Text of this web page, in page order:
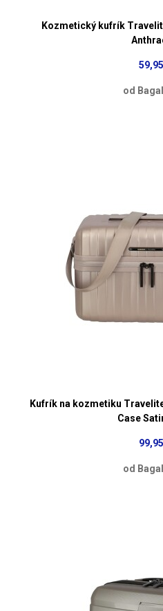
Kozmetický kufrík
od
Kufrík na kozmetiku
Case
od